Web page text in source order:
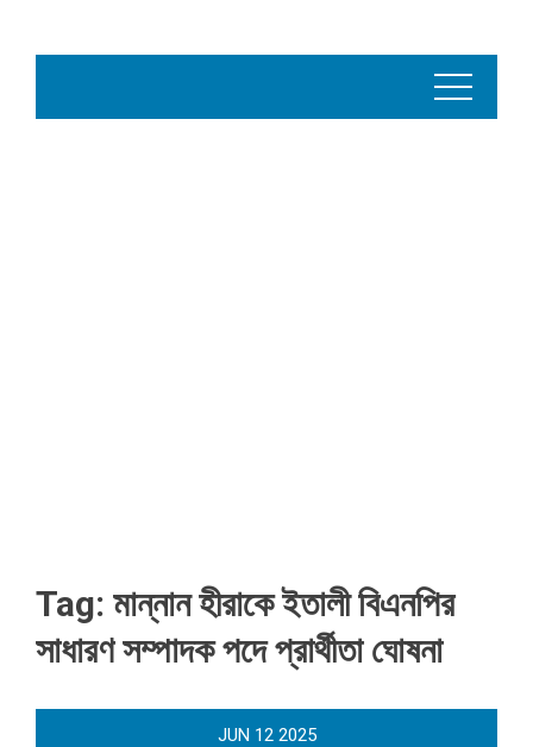
Tag: মান্নান হীরাকে ইতালী বিএনপির
সাধারণ সম্পাদক পদে প্রার্থীতা ঘোষনা
JUN 12 2025